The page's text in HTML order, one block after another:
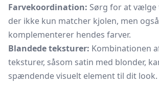
Farvekoordination: Sørg for at vælge
der ikke kun matcher kjolen, men også
komplementerer hendes farver.
Blandede teksturer: Kombinationen
teksturer, såsom satin med blonder,
spændende visuelt element til dit look.